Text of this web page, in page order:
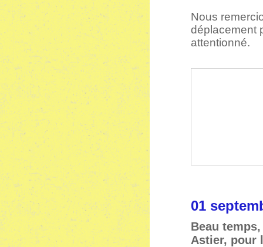
Nous
déplacement
attentionné.
01
Beau
Astier, pour